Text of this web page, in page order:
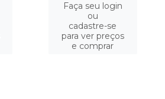
Faça seu login
ou
cadastre-se
para ver preços
e comprar